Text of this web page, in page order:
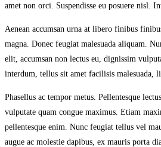
amet non orci. Suspendisse eu posuere nisl.
Aenean accumsan urna at libero finibus
magna. Donec feugiat malesuada aliquam.
elit, accumsan non lectus eu, dignissim
interdum, tellus sit amet facilisis malesuada,
Phasellus ac tempor metus. Pellentesque
vulputate quam congue maximus. Etiam
pellentesque enim. Nunc feugiat tellus vel
augue ac molestie dapibus, ex mauris porta